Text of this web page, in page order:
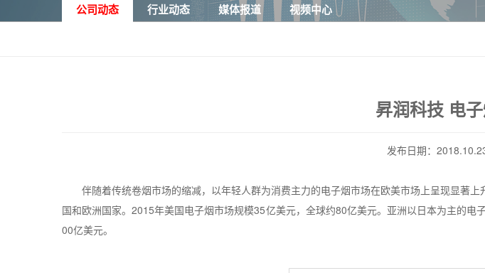
公司动态 行业动态 媒体报道 视频中心
昇润科技 电
发布日期：
伴随着传统卷烟市场的缩减，以年轻人群为消费主力的电子烟市场在欧美市场上呈现显著上
国和欧洲国家。2015年美国电子烟市场规模35亿美元，全球约80亿美元。亚洲以日本为主的电
00亿美元。